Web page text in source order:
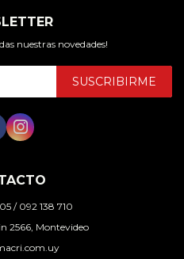
/ 092 138 710
2566, Montevideo
nuestras novedades!
SUSCRIBIRME
